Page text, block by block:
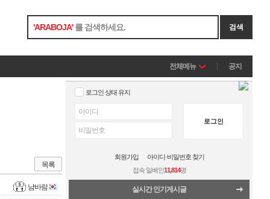
'ARABOJA'를 검색하세요. 검색
전체메뉴 공지
목록
남바람
로그인 상태 유지
로그인
회원가입
아이디·비밀번호 찾기
접속 일베인11,814명
실시간 인기게시글